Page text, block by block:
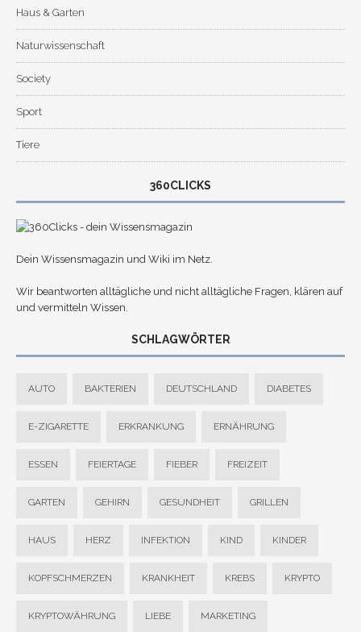
Haus & Garten
Naturwissenschaft
Society
Sport
Tiere
360CLICKS
Dein Wissensmagazin und Wiki im Netz.
Wir beantworten alltägliche und nicht alltägliche Fragen, klären auf
und vermitteln Wissen.
SCHLAGWÖRTER
AUTO BAKTERIEN DEUTSCHLAND DIABETES
E-ZIGARETTE ERKRANKUNG ERNÄHRUNG
ESSEN FEIERTAGE FIEBER FREIZEIT
GARTEN GEHIRN GESUNDHEIT GRILLEN
HAUS HERZ INFEKTION KIND KINDER
KOPFSCHMERZEN KRANKHEIT KREBS KRYPTO
KRYPTOWÄHRUNG LIEBE MARKETING